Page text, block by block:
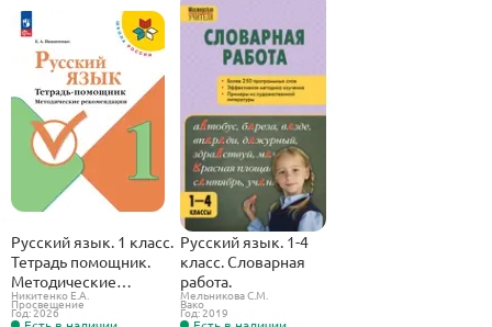
Русский язык. 1 класс.
Тетрадь помощник.
Методические
рекомендации.
Никитенко Е.А.
Просвещение
Год: 2026
Русский язык. 1-4
класс. Словарная
работа.
Мельникова С.М.
Вако
Год: 2019